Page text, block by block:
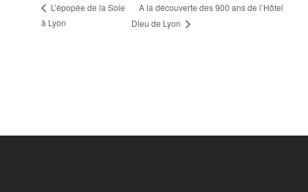
L’épopée de la Soie
à Lyon
A la découverte des 900 ans de l’Hôtel
Dieu de Lyon